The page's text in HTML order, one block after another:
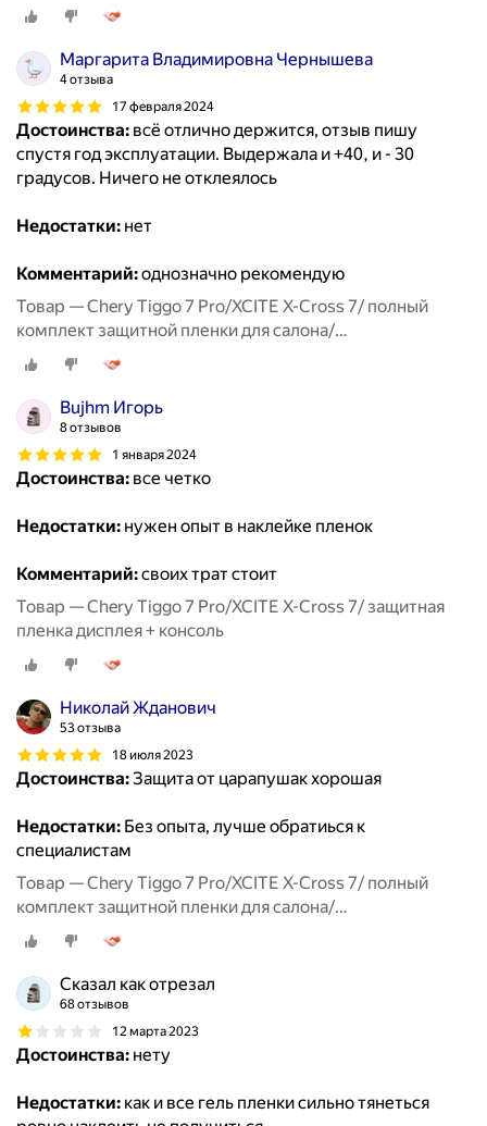
Маргарита Владимировна Чернышева
4 отзыва
17 февраля 2024
Достоинства: всё отлично держится, отзыв пишу
спустя год эксплуатации. Выдержала и +40, и - 30
градусов. Ничего не отклеялось
Недостатки: нет
Комментарий:однозначно рекомендую
Товар — Chery Tiggo 7 Pro/XCITE X-Cross 7/ полный
комплект защитной пленки для салона/
дисплей+консоль+гу+климат
Bujhm Игорь
8 отзывов
1 января 2024
Достоинства: все четко
Недостатки: нужен опыт в наклейке пленок
Комментарий:своих трат стоит
Товар — Chery Tiggo 7 Pro/XCITE X-Cross 7/ защитная
пленка дисплея + консоль
Николай Жданович
53 отзыва
18 июля 2023
Достоинства:Защита от царапушак хорошая
Недостатки: Без опыта, лучше обратиься к
специалистам
Товар — Chery Tiggo 7 Pro/XCITE X-Cross 7/ полный
комплект защитной пленки для салона/
дисплей+консоль+гу+климат
Сказал как отрезал
68 отзывов
12 марта 2023
Достоинства: нету
Недостатки: как и все гель пленки сильно тянеться